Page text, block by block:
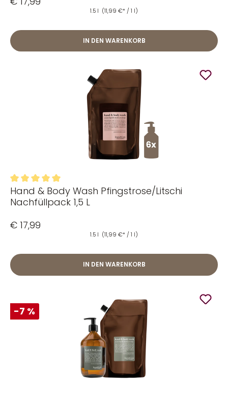
1.5 l (11,99 €* / 1 l)
IN DEN WARENKORB
Durchschnittliche Bewertung von 5 von 5 Sternen
Hand & Body Wash Pfingstrose/Litschi
Nachfüllpack 1,5 L
€ 17,99
1.5 l (11,99 €* / 1 l)
IN DEN WARENKORB
-7 %